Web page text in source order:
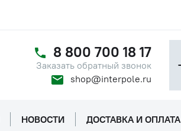
8 800 700 18 17
Заказать обратный звонок
shop@interpole.ru
НОВОСТИ ДОСТАВКА И ОПЛАТА